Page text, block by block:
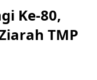
Ke-80,
TMP